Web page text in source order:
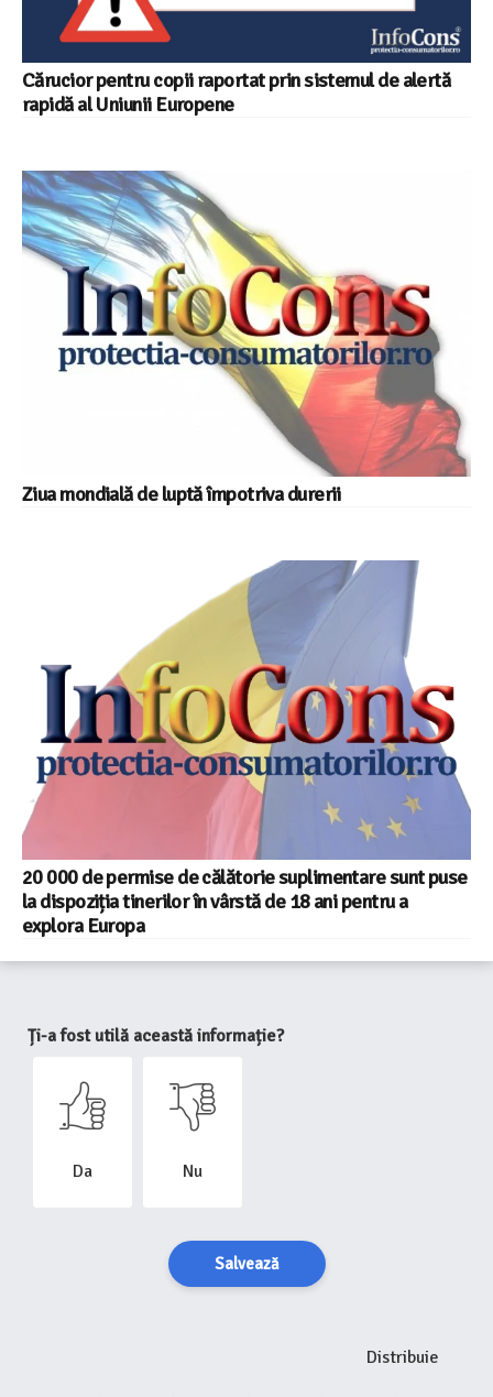
Cărucior pentru copii raportat prin sistemul de alertă
rapidă al Uniunii Europene
Ziua mondială de luptă împotriva durerii
20 000 de permise de călătorie suplimentare sunt puse
la dispoziția tinerilor în vârstă de 18 ani pentru a
explora Europa
Ți-a fost utilă această informație?
Da Nu
Salvează
Distribuie